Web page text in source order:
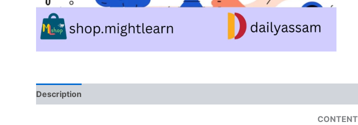
Description
CONTENT